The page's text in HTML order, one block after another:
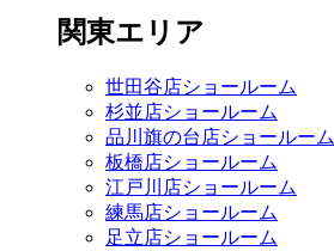
関東エリア
世田谷店ショールーム
杉並店ショールーム
品川旗の台店ショールーム
板橋店ショールーム
江戸川店ショールーム
練馬店ショールーム
足立店ショールーム